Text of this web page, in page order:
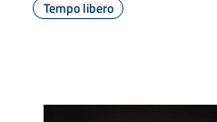
Tempo libero